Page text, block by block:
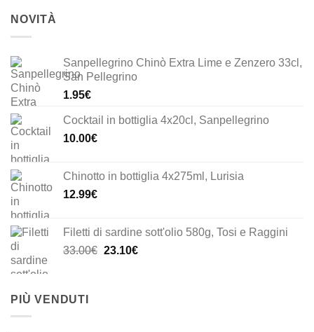
NOVITÀ
Sanpellegrino Chinò Extra Lime e Zenzero 33cl,
San Pellegrino
1.95€
Cocktail in bottiglia 4x20cl, Sanpellegrino
10.00€
Chinotto in bottiglia 4x275ml, Lurisia
12.99€
Filetti di sardine sott'olio 580g, Tosi e Raggini
33.00€ Il
23.10€Il
PIÙ VENDUTI